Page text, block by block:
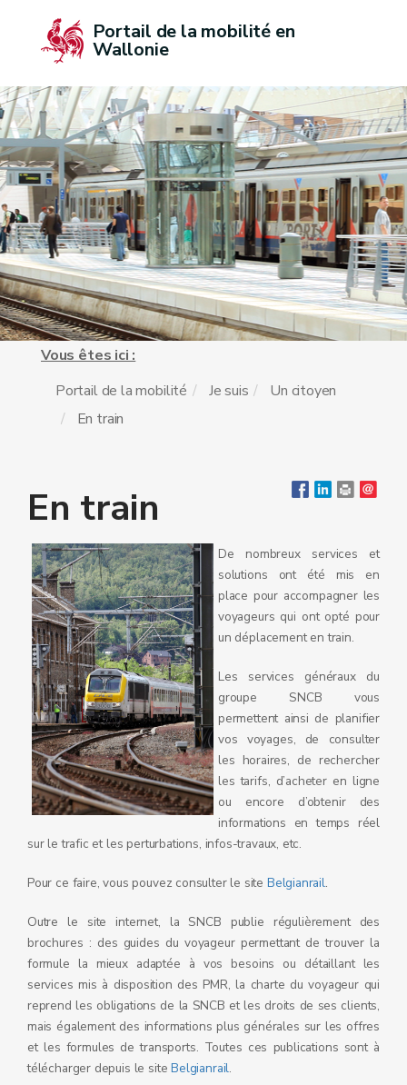
Portail de la mobilité en
Wallonie
Vous êtes ici :
Portail de la mobilité
Je suis
Un citoyen
En train
En train
De nombreux services et
solutions ont été mis en
place pour accompagner les
voyageurs qui ont opté pour
un déplacement en train.
Les services généraux du
groupe SNCB vous
permettent ainsi de planifier
vos voyages, de consulter
les horaires, de rechercher
les tarifs, d’acheter en ligne
ou encore d’obtenir des
informations en temps réel
sur le trafic et les perturbations, infos-travaux, etc.
Pour ce faire, vous pouvez consulter le site Belgianrail.
Outre le site internet, la SNCB publie régulièrement des
brochures : des guides du voyageur permettant de trouver la
formule la mieux adaptée à vos besoins ou détaillant les
services mis à disposition des PMR, la charte du voyageur qui
reprend les obligations de la SNCB et les droits de ses clients,
mais également des informations plus générales sur les offres
et les formules de transports. Toutes ces publications sont à
télécharger depuis le siteBelgianrail.